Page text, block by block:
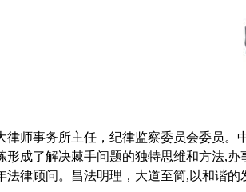
师事务所主任，纪律监察委员会委员。
形成了解决棘手问题的独特思维和方法,
法律顾问。昌法明理，大道至简,以和谐